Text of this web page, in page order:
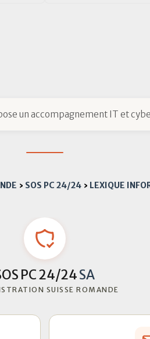
un accompagnement IT et
› SOS PC 24/24 › LEXIQUE
PC 24/24SA
SUISSE ROMANDE